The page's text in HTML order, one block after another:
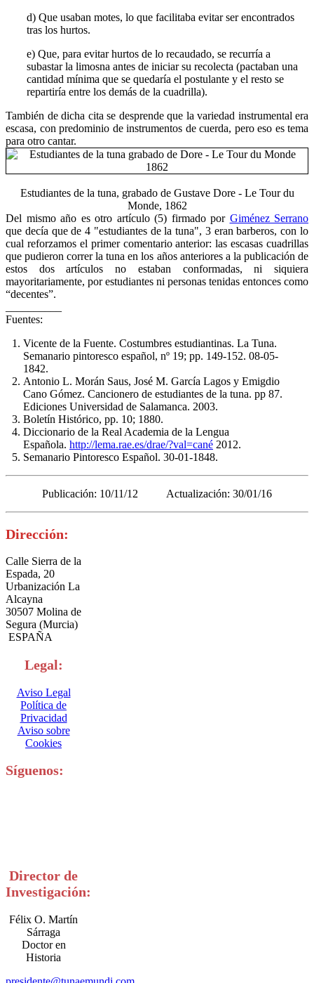
d) Que usaban motes, lo que facilitaba evitar ser encontrados
tras los hurtos.
e) Que, para evitar hurtos de lo recaudado, se recurría a
subastar la limosna antes de iniciar su recolecta (pactaban una
cantidad mínima que se quedaría el postulante y el resto se
repartiría entre los demás de la cuadrilla).
También de dicha cita se desprende que la variedad instrumental era
escasa, con predominio de instrumentos de cuerda, pero eso es tema
para otro cantar.
Estudiantes de la tuna, grabado de Gustave Dore - Le Tour du
Monde, 1862
Del mismo año es otro artículo (5) firmado por Giménez Serrano
que decía que de 4 "estudiantes de la tuna", 3 eran barberos, con lo
cual reforzamos el primer comentario anterior: las escasas cuadrillas
que pudieron correr la tuna en los años anteriores a la publicación de
estos dos artículos no estaban conformadas, ni siquiera
mayoritariamente, por estudiantes ni personas tenidas entonces como
“decentes”.
Fuentes:
Vicente de la Fuente. Costumbres estudiantinas. La Tuna.
Semanario pintoresco español, nº 19; pp. 149-152. 08-05-
1842.
Antonio L. Morán Saus, José M. García Lagos y Emigdio
Cano Gómez. Cancionero de estudiantes de la tuna. pp 87.
Ediciones Universidad de Salamanca. 2003.
Boletín Histórico, pp. 10; 1880.
Diccionario de la Real Academia de la Lengua
Española. http://lema.rae.es/drae/?val=cané 2012.
Semanario Pintoresco Español. 30-01-1848.
Publicación: 10/11/12 Actualización: 30/01/16
Dirección:
Calle Sierra de la
Espada, 20
Urbanización La
Alcayna
30507 Molina de
Segura (Murcia)
ESPAÑA
Legal:
Aviso Legal
Política de
Privacidad
Aviso sobre
Cookies
Síguenos:
Director de
Investigación:
Félix O. Martín
Sárraga
Doctor en
Historia